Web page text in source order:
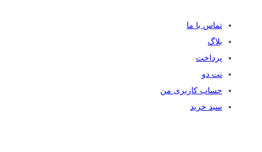
تماس با ما
بلاگ
پرداخت
نت دو
حساب کاربری من
سبد خرید